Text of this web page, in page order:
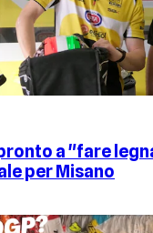
a "fare
per Misano